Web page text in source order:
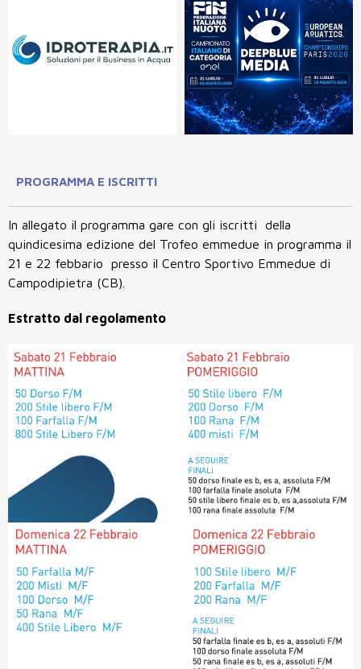
PROGRAMMA E ISCRITTI
In allegato il programma gare con gli iscritti della
quindicesima edizione del Trofeo emmedue in programma il
21 e 22 febbario presso il Centro Sportivo Emmedue di
Campodipietra (CB).
Estratto dal regolamento